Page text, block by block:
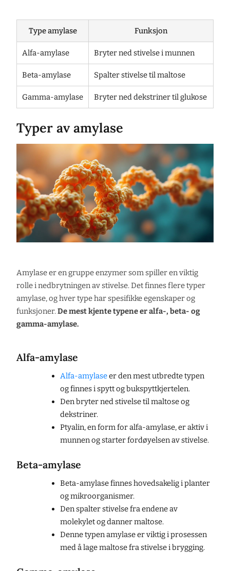
Type amylase Funksjon
Alfa-amylase Bryter ned stivelse i munnen
Beta-amylase Spalter stivelse til maltose
Gamma-amylase Bryter ned dekstriner til glukose
Typer av amylase
Amylase er en gruppe enzymer som spiller en viktig
rolle i nedbrytningen av stivelse. Det finnes flere typer
amylase, og hver type har spesifikke egenskaper og
funksjoner.De mest kjente typene er alfa-, beta- og
gamma-amylase.
Alfa-amylase
Alfa-amylaseer den mest utbredte typen
og finnes i spytt og bukspyttkjertelen.
Den bryter ned stivelse til maltose og
dekstriner.
Ptyalin, en form for alfa-amylase, er aktiv i
munnen og starter fordøyelsen av stivelse.
Beta-amylase
Beta-amylase finnes hovedsakelig i planter
og mikroorganismer.
Den spalter stivelse fra endene av
molekylet og danner maltose.
Denne typen amylase er viktig i prosessen
med å lage maltose fra stivelse i brygging.